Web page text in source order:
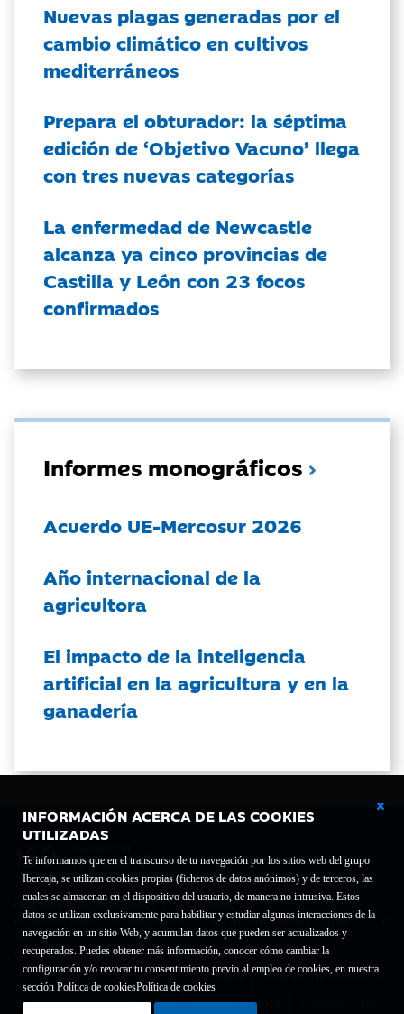
INFORMACIÓN ACERCA DE LAS COOKIES
UTILIZADAS
Te informamos que en el transcurso de tu navegación por los sitios web del grupo
Ibercaja, se utilizan cookies propias (ficheros de datos anónimos) y de terceros, las
cuales se almacenan en el dispositivo del usuario, de manera no intrusiva. Estos
datos se utilizan exclusivamente para habilitar y estudiar algunas interacciones de la
navegación en un sitio Web, y acumulan datos que pueden ser actualizados y
recuperados. Puedes obtener más información, conocer cómo cambiar la
configuración y/o revocar tu consentimiento previo al empleo de cookies, en nuestra
sección Política de cookiesPolítica de cookies
Nuevas plagas generadas por el
cambio climático en cultivos
mediterráneos
Prepara el obturador: la séptima
edición de ‘Objetivo Vacuno’ llega
con tres nuevas categorías
La enfermedad de Newcastle
alcanza ya cinco provincias de
Castilla y León con 23 focos
confirmados
Informes monográficos
Acuerdo UE-Mercosur 2026
Año internacional de la
agricultora
El impacto de la inteligencia
artificial en la agricultura y en la
ganadería
Fundación Bancaria Ibercaja C.I.F. G-50000652.
Inscrita en el Registro de Fundaciones del Mº de Educación, Cultura y Deporte con el nº
1689.
Domicilio social: Joaquín Costa, 13. 50001 Zaragoza.
Contacto
Declaración de accesibilidad
Aviso legal Política de privacidad